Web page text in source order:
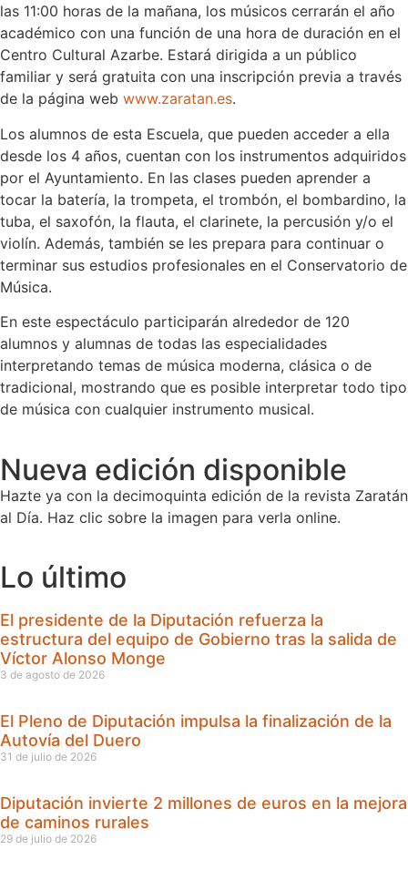
las 11:00 horas de la mañana, los músicos cerrarán el año
académico con una función de una hora de duración en el
Centro Cultural Azarbe. Estará dirigida a un público
familiar y será gratuita con una inscripción previa a través
de la página web www.zaratan.es.
Los alumnos de esta Escuela, que pueden acceder a ella
desde los 4 años, cuentan con los instrumentos adquiridos
por el Ayuntamiento. En las clases pueden aprender a
tocar la batería, la trompeta, el trombón, el bombardino, la
tuba, el saxofón, la flauta, el clarinete, la percusión y/o el
violín. Además, también se les prepara para continuar o
terminar sus estudios profesionales en el Conservatorio de
Música.
En este espectáculo participarán alrededor de 120
alumnos y alumnas de todas las especialidades
interpretando temas de música moderna, clásica o de
tradicional, mostrando que es posible interpretar todo tipo
de música con cualquier instrumento musical.
Nueva edición disponible
Hazte ya con la decimoquinta edición de la revista Zaratán
al Día. Haz clic sobre la imagen para verla online.
Lo último
El presidente de la Diputación refuerza la
estructura del equipo de Gobierno tras la salida de
Víctor Alonso Monge
3 de agosto de 2026
El Pleno de Diputación impulsa la finalización de la
Autovía del Duero
31 de julio de 2026
Diputación invierte 2 millones de euros en la mejora
de caminos rurales
29 de julio de 2026